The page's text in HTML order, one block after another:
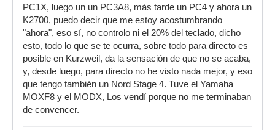
PC1X, luego un un PC3A8, más tarde un PC4 y ahora un
K2700, puedo decir que me estoy acostumbrando
"ahora", eso sí, no controlo ni el 20% del teclado, dicho
esto, todo lo que se te ocurra, sobre todo para directo es
posible en Kurzweil, da la sensación de que no se acaba,
y, desde luego, para directo no he visto nada mejor, y eso
que tengo también un Nord Stage 4. Tuve el Yamaha
MOXF8 y el MODX, Los vendí porque no me terminaban
de convencer.